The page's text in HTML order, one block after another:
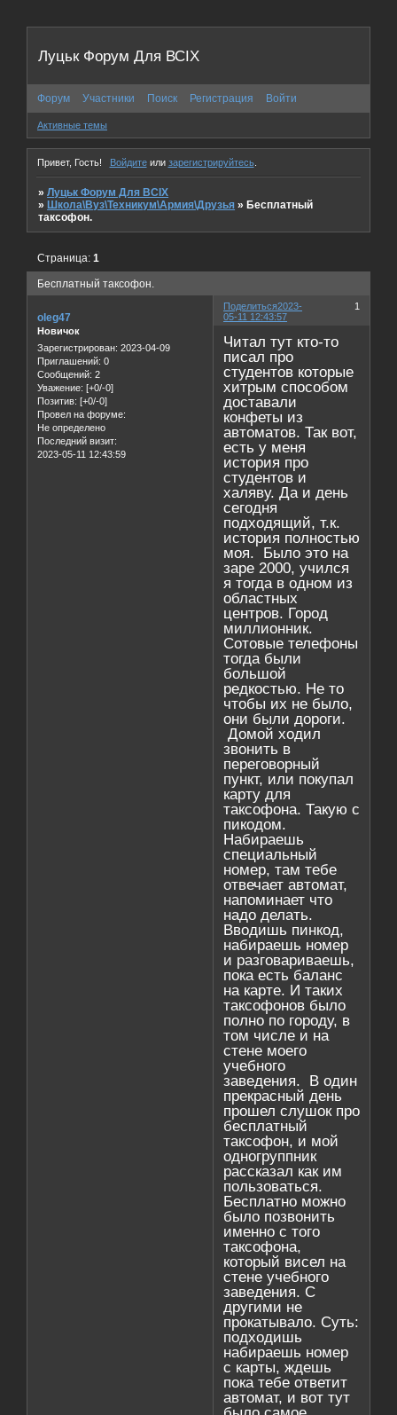
Луцьк Форум Для ВСІХ
Форум Участники Поиск Регистрация Войти
Активные темы
Привет, Гость! Войдитеили зарегистрируйтесь.
»Луцьк Форум Для ВСІХ
»Школа\Вуз\Техникум\Армия\Друзья »Бесплатный
таксофон.
Бесплатный таксофон.
Страница:1
Поделиться 1
2023-
05-11 12:43:57
oleg47
Новичок
Зарегистрирован: 2023-04-09
Приглашений: 0
Сообщений: 2
Уважение: [+0/-0]
Позитив: [+0/-0]
Провел на форуме:
Не определено
Последний визит:
2023-05-11 12:43:59
Читал тут кто-то
писал про
студентов которые
хитрым способом
доставали
конфеты из
автоматов. Так вот,
есть у меня
история про
студентов и
халяву. Да и день
сегодня
подходящий, т.к.
история полностью
моя. Было это на
заре 2000, учился
я тогда в одном из
областных
центров. Город
миллионник.
Сотовые телефоны
тогда были
большой
редкостью. Не то
чтобы их не было,
они были дороги.
Домой ходил
звонить в
переговорный
пункт, или покупал
карту для
таксофона. Такую с
пикодом.
Набираешь
специальный
номер, там тебе
отвечает автомат,
напоминает что
надо делать.
Вводишь пинкод,
набираешь номер
и разговариваешь,
пока есть баланс
на карте. И таких
таксофонов было
полно по городу, в
том числе и на
стене моего
учебного
заведения. В один
прекрасный день
прошел слушок про
бесплатный
таксофон, и мой
одногруппник
рассказал как им
пользоваться.
Бесплатно можно
было позвонить
именно с того
таксофона,
который висел на
стене учебного
заведения. С
другими не
прокатывало. Суть:
подходишь
набираешь номер
с карты, ждешь
пока тебе ответит
автомат, и вот тут